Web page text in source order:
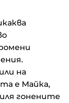
на
е Майка,
гонените